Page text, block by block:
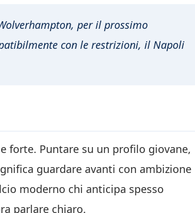
per il prossimo
con le restrizioni, il Napoli
forte. Puntare su un profilo giovane,
guardare avanti con ambizione
moderno chi anticipa spesso
parlare chiaro.